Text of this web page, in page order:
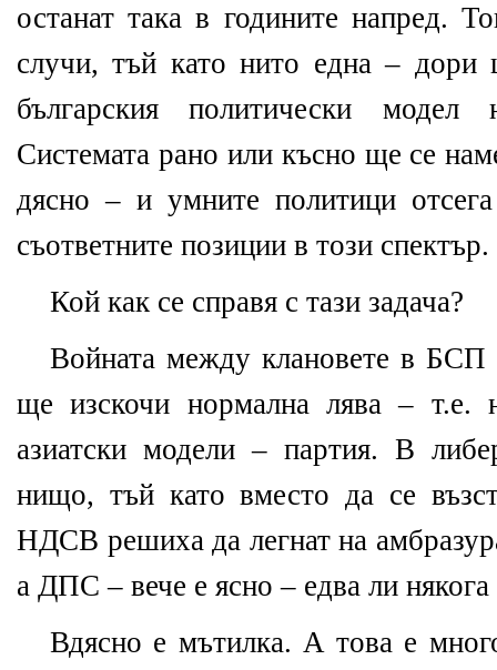
останат така в годините напред.
случи, тъй като нито една – дори
българския политически
Системата рано или късно ще се
дясно – и умните политици
съответните позиции в този спектър.
Кой как се справя с тази задача?
Войната между клановете в БСП
ще изскочи нормална лява – т.е.
азиатски модели – партия. В
нищо, тъй като вместо да се
НДСВ решиха да легнат на
а ДПС – вече е ясно – едва ли
Вдясно е мътилка. А това е